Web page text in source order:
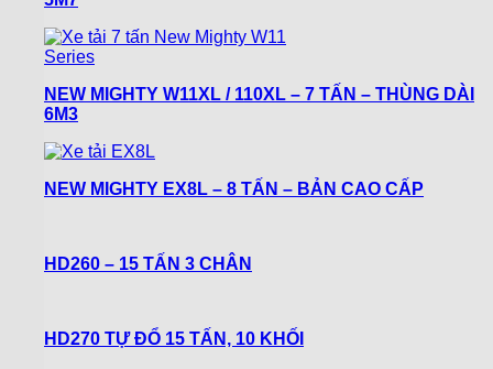
NEW MIGHTY W11XL / 110XL – 7 TẤN – THÙNG DÀI
6M3
NEW MIGHTY EX8L – 8 TẤN – BẢN CAO CẤP
HD260 – 15 TẤN 3 CHÂN
HD270 TỰ ĐỔ 15 TẤN, 10 KHỐI